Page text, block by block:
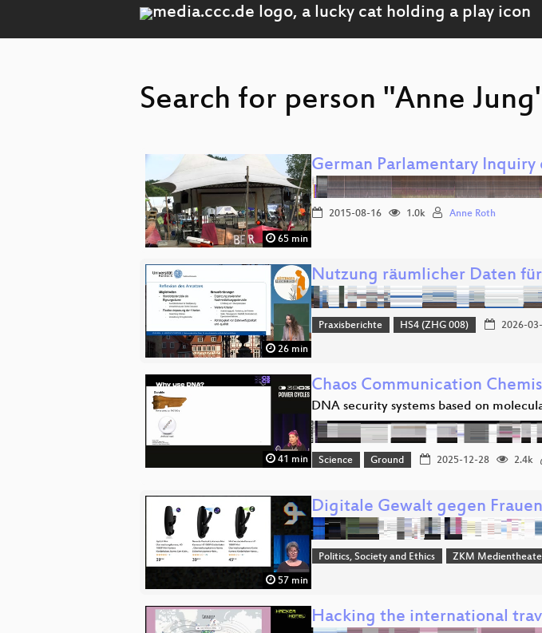
Search for person "Anne
65 min
German Parlamentary Inquiry
2015-08-16 1.0k Anne Roth
26 min
Nutzung räumlicher Daten
Praxisberichte HS4 (ZHG 008) 2026-
41 min
Chaos Communication
DNA security systems based on
Science Ground 2025-12-28 2.4k
57 min
Digitale Gewalt gegen Frauen
Politics, Society and Ethics ZKM
Hacking the international